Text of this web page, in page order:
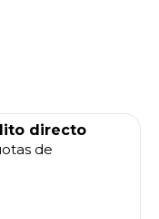
directo
de